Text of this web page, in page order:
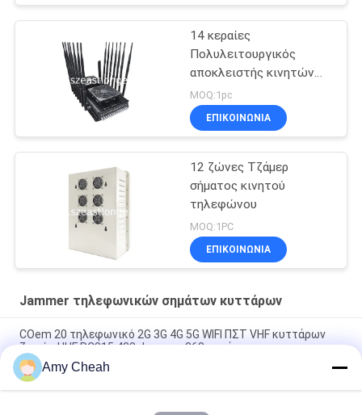
14 κεραίες
Πολυλειτουργικός
αποκλειστής κινητών
τηλεφώνων GPS VHF
UHF παρεμβολή 5-80m
MOQ:1pc
ΕΠΙΚΟΙΝΩΝΊΑ
12 ζώνες Τζάμερ
σήματος κινητού
τηλεφώνου
MOQ:1PC
ΕΠΙΚΟΙΝΩΝΊΑ
Jammer τηλεφωνικών σημάτων κυττάρων
COem 20 τηλεφωνικό 2G 3G 4G 5G WIFI ΠΣΤ VHF κυττάρων
ζωνών UHF RC315 433 Jammer 868 σημάτων
40W μέσης ησχύος 150m Jammer τηλεφωνικών σημάτων
κυττάρων 8 καναλιών για τη φυλακή
Amy Cheah